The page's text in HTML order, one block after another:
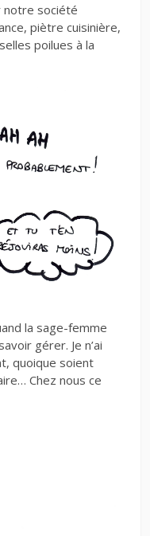
notre société
piètre cuisinière,
poilues à la
la sage-femme
gérer. Je n’ai
quoique soient
Chez nous ce